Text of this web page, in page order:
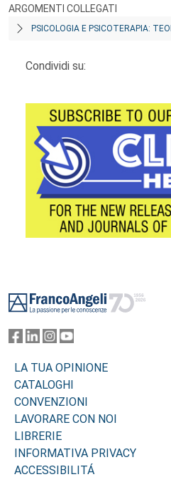
ARGOMENTI COLLEGATI
PSICOLOGIA E PSICOTERAPIA:
Condividi su:
LA TUA OPINIONE
CATALOGHI
CONVENZIONI
LAVORARE CON NOI
LIBRERIE
INFORMATIVA PRIVACY
ACCESSIBILITÁ